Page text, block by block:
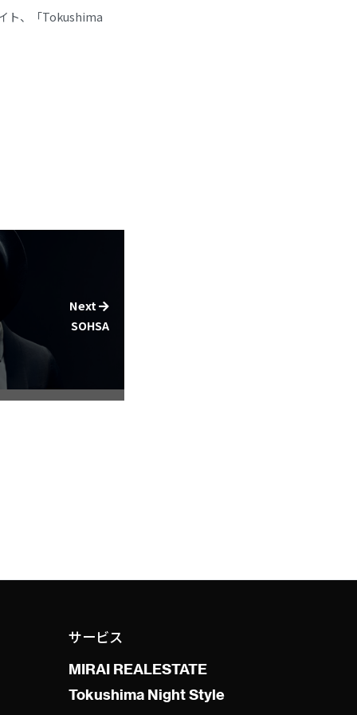
ト、「Tokushima
Next
SOHSA
サービス
MIRAI REALESTATE
Tokushima Night Style